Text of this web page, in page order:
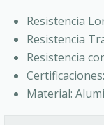
Resistencia
Resistencia
Resistencia
Material: